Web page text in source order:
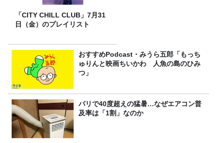
「CITY CHILL CLUB」7月31
日（金）のプレイリスト
おすすめPodcast・みうら五郎「もっち
ゅりんと映画ちいかわ 人魚の島のひみ
つ」
パリで40度超えの猛暑…なぜエアコン普
及率は「1割」なのか